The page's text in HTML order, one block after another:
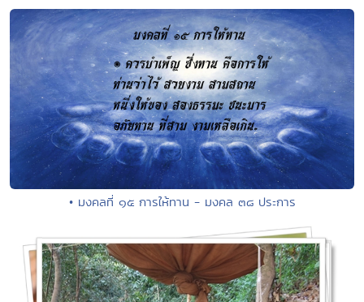
• มงคลที่ ๑๕ การให้ทาน - มงคล ๓๘ ประการ